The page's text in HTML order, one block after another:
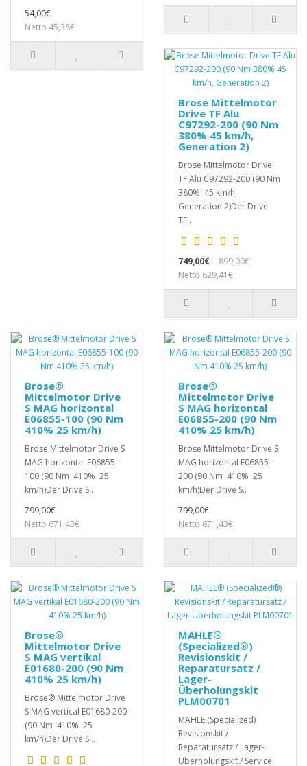
54,00€
Netto 45,38€
Brose Mittelmotor
Drive TF Alu
C97292-200 (90 Nm
380% 45 km/h,
Generation 2)
Brose Mittelmotor Drive
TF Alu C97292-200 (90 Nm
380% 45 km/h,
Generation 2)Der Drive
TF..
749,00€
899,00€
Netto 629,41€
Brose®
Mittelmotor Drive
S MAG horizontal
E06855-100 (90 Nm
410% 25 km/h)
Brose Mittelmotor Drive S
MAG horizontal E06855-
100 (90 Nm 410% 25
km/h)Der Drive S..
799,00€
Netto 671,43€
Brose®
Mittelmotor Drive
S MAG horizontal
E06855-200 (90 Nm
410% 25 km/h)
Brose Mittelmotor Drive S
MAG horizontal E06855-
200 (90 Nm 410% 25
km/h)Der Drive S..
799,00€
Netto 671,43€
Brose®
Mittelmotor Drive
S MAG vertikal
E01680-200 (90 Nm
410% 25 km/h)
Brose® Mittelmotor Drive
S MAG vertical E01680-200
(90 Nm 410% 25
km/h)Der Drive S ..
MAHLE®
(Specialized®)
Revisionskit /
Reparatursatz /
Lager-
Überholungskit
PLM00701
MAHLE (Specialized)
Revisionskit /
Reparatursatz / Lager-
Überholungskit / Service